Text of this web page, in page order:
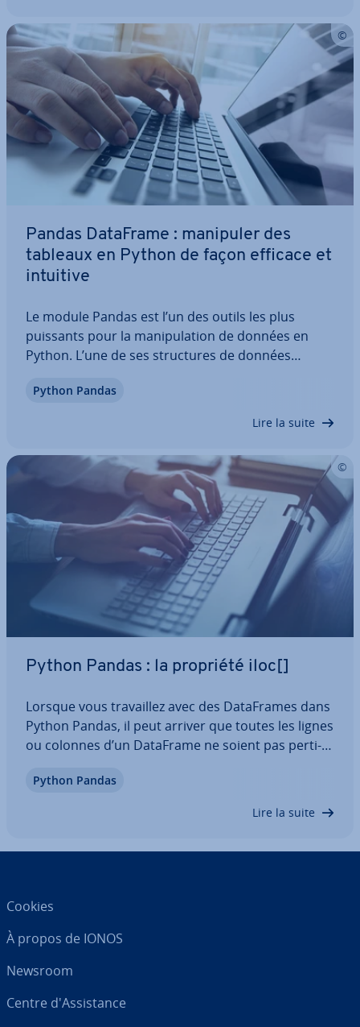
Pandas DataFrame : manipuler des
tableaux en Python de façon efficace et
intuitive
Le module Pandas est l’un des outils les plus
puissants pour la ma­ni­pu­la­tion de données en
Python. L’une de ses struc­tures de données
manipuler des données struc­tu­rées en deux di­
Python Pandas
Lire la suite
Python Pandas : la propriété iloc[]
Lorsque vous tra­vail­lez avec des Da­ta­Frames dans
Python Pandas, il peut arriver que toutes les lignes
ou colonnes d’un DataFrame ne soient pas per­ti­
iloc[] des Da­ta­Frames Pandas est donc un outil
Python Pandas
Lire la suite
Cookies
À propos de IONOS
Newsroom
Centre d'As­sis­tance